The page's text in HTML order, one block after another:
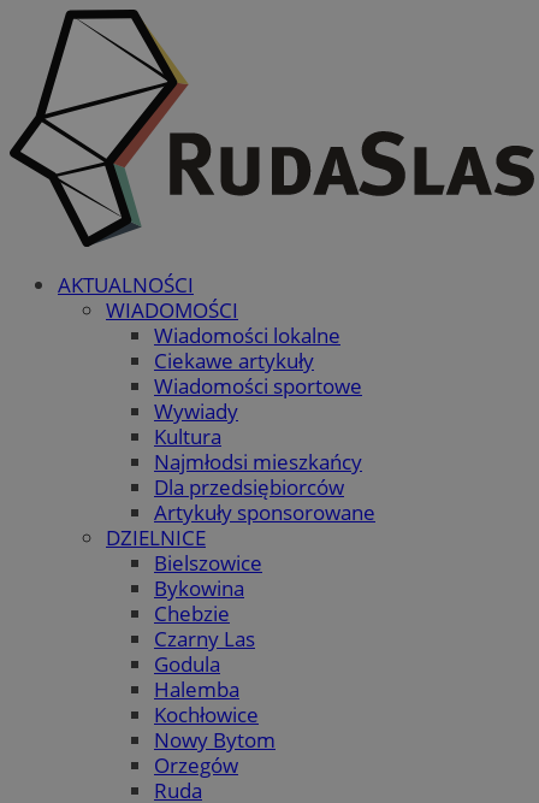
AKTUALNOŚCI
WIADOMOŚCI
Wiadomości lokalne
Ciekawe artykuły
Wiadomości sportowe
Wywiady
Kultura
Najmłodsi mieszkańcy
Dla przedsiębiorców
Artykuły sponsorowane
DZIELNICE
Bielszowice
Bykowina
Chebzie
Czarny Las
Godula
Halemba
Kochłowice
Nowy Bytom
Orzegów
Ruda